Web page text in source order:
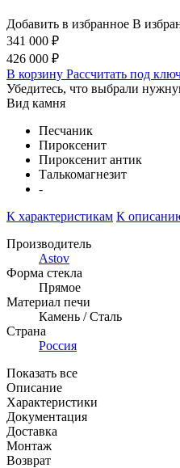
Добавить в избранное В
341 000 ₽
426 000 ₽
В корзину Рассчитать под
Убедитесь, что выбрали
Вид камня
Песчаник
Пироксенит
Пироксенит антик
Талькомагнезит
-
К характеристикам К
Производитель
Astov
Форма стекла
Прямое
Материал печи
Камень / Сталь
Страна
Россия
Показать все
Описание
Характеристики
Документация
Доставка
Монтаж
Возврат